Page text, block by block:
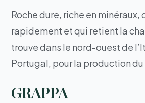
Roche dure, riche en minéraux,
rapidement et qui retient la
trouve dans le nord-ouest de
Portugal, pour la production du
GRAPPA